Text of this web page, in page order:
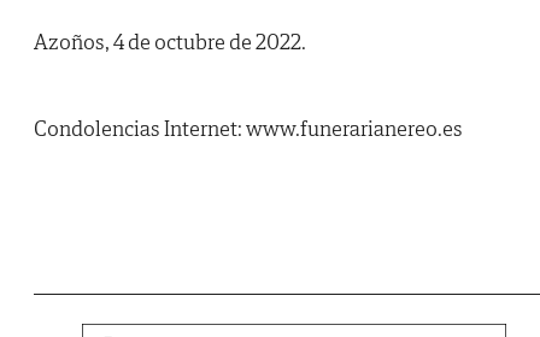
Azoños, 4 de octubre de 2022.
Condolencias Internet: www.funerarianereo.es